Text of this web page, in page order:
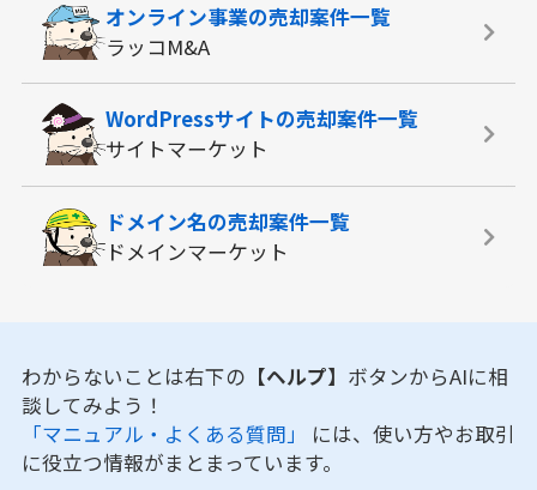
オンライン事業の売却案件一覧
ラッコM&A
WordPressサイトの売却案件一覧
サイトマーケット
ドメイン名の売却案件一覧
ドメインマーケット
わからないことは右下の 【ヘルプ】 ボタンからAIに相
談してみよう！
「マニュアル・よくある質問」 には、使い方やお取引
に役立つ情報がまとまっています。